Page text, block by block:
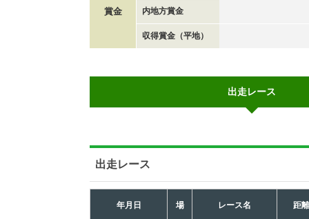
賞金 内地方賞金
収得賞金（平地）
出走レース
出走レース
年月日 場 レース名 距離